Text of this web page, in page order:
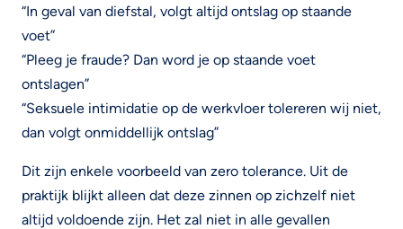
“In geval van diefstal, volgt altijd ontslag op staande
voet”
“Pleeg je fraude? Dan word je op staande voet
ontslagen”
“Seksuele intimidatie op de werkvloer tolereren wij niet,
dan volgt onmiddellijk ontslag”
Dit zijn enkele voorbeeld van zero tolerance. Uit de
praktijk blijkt alleen dat deze zinnen op zichzelf niet
altijd voldoende zijn. Het zal niet in alle gevallen